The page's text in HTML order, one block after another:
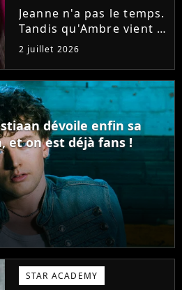
Jeanne n'a pas le temps.
Tandis qu'Ambre vient à
peine de dévoiler son
premier single, l'ex-
candidate de la Star
Academy s'apprête à
sortir un troisième titre
(Les règles) et vient...
2 juillet 2026
dévoile enfin sa
et on est déjà fans !
STAR ACADEMY